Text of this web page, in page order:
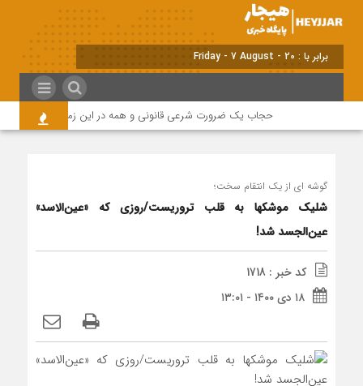
برابر با : Friday - 7 August - 2026
حجاب یک ضرورت شرعی قانونی و همه در این زمینه مسئول
گوشه ای از یک انتقام سخت؛
شلیک موشکها به قلب تروریست/روزی که «عین‌الاسد»
عین‌الجسد شد!
کد خبر : 1718
۱۸ دی ۱۴۰۰ - ۱۳:۰۱